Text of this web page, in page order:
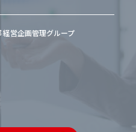
経営企画管理グループ